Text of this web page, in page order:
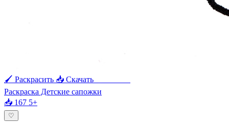
🖌 Раскрасить 📥 Скачать
Раскраска Детские сапожки
📥 167 5+
♡